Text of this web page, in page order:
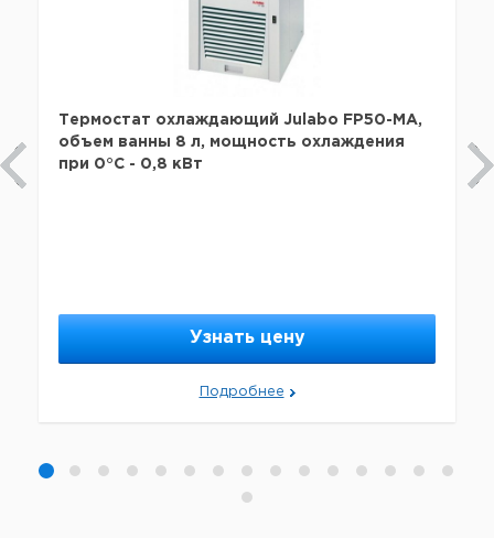
Термостат охлаждающий Julabo FP50-MA,
объем ванны 8 л, мощность охлаждения
при 0°C - 0,8 кВт
Узнать цену
Подробнее